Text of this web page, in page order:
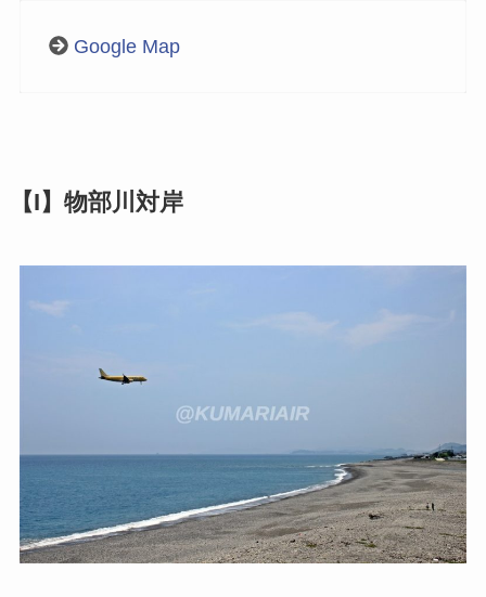
Google Map
【I】物部川対岸